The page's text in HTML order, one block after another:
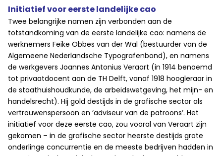
Initiatief voor eerste landelijke cao
Twee belangrijke namen zijn verbonden aan de
totstandkoming van de eerste landelijke cao: namens de
werknemers Feike Obbes van der Wal (bestuurder van de
Algemeene Nederlandsche Typografenbond), en namens
de werkgevers Joannes Antonius Veraart (in 1914 benoemd
tot privaatdocent aan de TH Delft, vanaf 1918 hoogleraar in
de staathuishoudkunde, de arbeidswetgeving, het mijn- en
handelsrecht). Hij gold destijds in de grafische sector als
vertrouwenspersoon en ‘adviseur van de patroons’. Het
initiatief voor deze eerste cao, zou vooral van Veraart zijn
gekomen – in de grafische sector heerste destijds grote
onderlinge concurrentie en de meeste bedrijven hadden in